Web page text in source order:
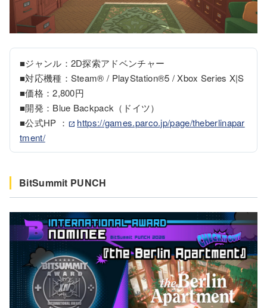
■ジャンル：2D探索アドベンチャー
■対応機種：Steam® / PlayStation®5 / Xbox Series X|S
■価格：2,800円
■開発：Blue Backpack（ドイツ）
■公式HP ：
https://games.parco.jp/page/theberlinapar
tment/
BitSummit PUNCH